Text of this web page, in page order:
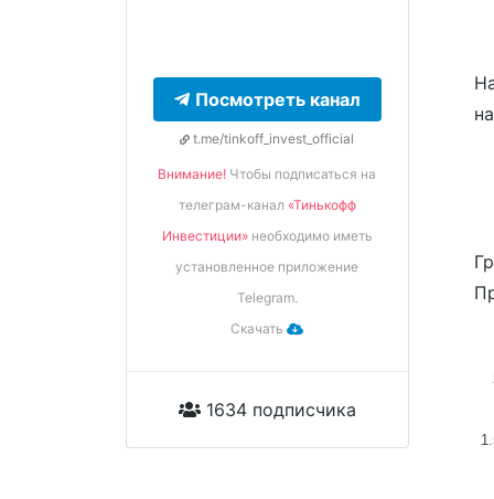
Посмотреть канал
t.me/tinkoff_invest_official
Внимание! Чтобы подписаться на
телеграм-канал «Тинькофф
Инвестиции»необходимо иметь
установленное приложение
Telegram.
Скачать
1634 подписчика